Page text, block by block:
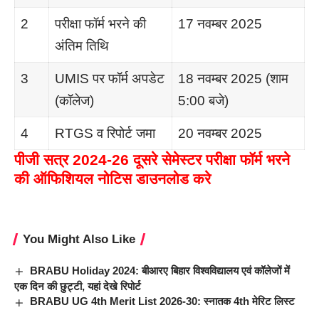
2
परीक्षा फॉर्म भरने की
अंतिम तिथि
17 नवम्बर 2025
3
UMIS पर फॉर्म अपडेट
(कॉलेज)
18 नवम्बर 2025 (शाम
5:00 बजे)
4 RTGS व रिपोर्ट जमा 20 नवम्बर 2025
पीजी सत्र 2024-26 दूसरे सेमेस्टर परीक्षा फॉर्म भरने
की ऑफिशियल नोटिसडाउनलोड करे
You Might Also Like
BRABU Holiday 2024: बीआरए बिहार विश्वविद्यालय एवं कॉलेजों में
एक दिन की छुट्टी, यहां देखे रिपोर्ट
BRABU UG 4th Merit List 2026-30: स्नातक 4th मेरिट लिस्ट